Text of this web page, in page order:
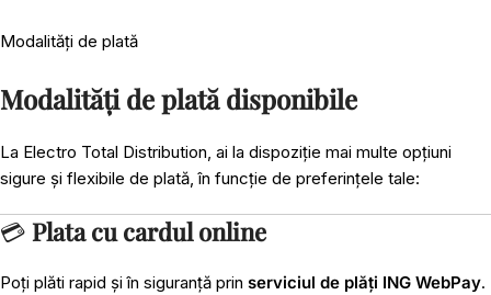
Modalități de plată
Modalități de plată disponibile
La Electro Total Distribution, ai la dispoziție mai multe opțiuni
sigure și flexibile de plată, în funcție de preferințele tale:
💳 Plata cu cardul online
Poți plăti rapid și în siguranță prin serviciul de plăți ING WebPay.